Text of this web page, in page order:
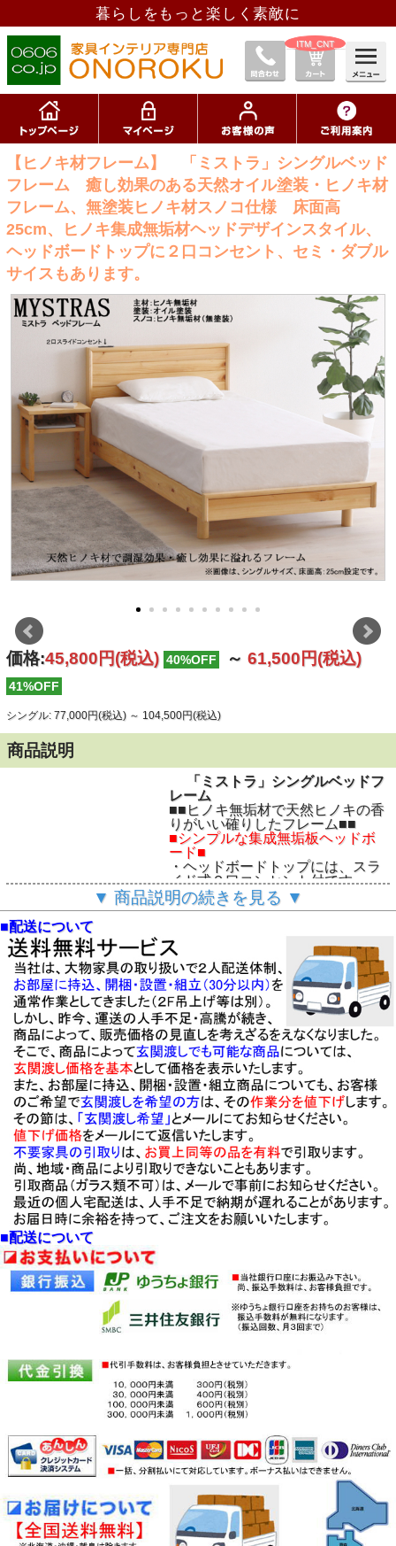
暮らしをもっと楽しく素敵に
__ITM_CNT__
【ヒノキ材フレーム】 「ミストラ」シングルベッド
フレーム 癒し効果のある天然オイル塗装・ヒノキ材
フレーム、無塗装ヒノキ材スノコ仕様 床面高
25cm、ヒノキ集成無垢材ヘッドデザインスタイル、
ヘッドボードトップに２口コンセント、セミ・ダブル
サイスもあります。
価格:45,800円(税込) 40%OFF ～ 61,500円(税込)
41%OFF
シングル: 77,000円(税込) ～ 104,500円(税込)
商品説明
「ヒノキ無垢材ベッドフ
レーム」
「オルガ」ベッドフレー
ム
「トマール」ベッドフレ
ーム
「お薦めベッドマットレ
ス」
「SIEAM/ラグジュアリ
ー」スタンダードタイプ
「ミストラ」シングルベッドフ
レーム
■■ヒノキ無垢材で天然ヒノキの香
りがいい確りしたフレーム■■
■シンプルな集成無垢板ヘッドボ
ード■
・ヘッドボードトップには、スラ
イド式２口コンセント付です。
・２台並べて、すき間なくご使用
いただけます。
ットを載せてお使い下さい。
・床板は、13mm厚・無塗装ヒノ
キ材、マットの湿気を吸います。
・他に、セミダブル・ダブルサイ
ズがあります。
・MADE IN VIETNAM
◆ご注意
・輸送上の関係で、商品は、組
立式になっております。
・送料無料（北海道・沖縄・離
島除く）でお届けします。
・この商品の基本配送は、玄関
先渡し配送です。
・組み立てをご希望の際には、
お問い合わせください。
・会員登録で、さらにお買い
得。
★お気軽に会員登録を！その
後、商品の問合せ。
・折り返し、会員価格をメール
いたします。
切れます。
・念のため在庫の問合せお勧め
▼ 商品説明の続きを見る ▼
■配送について
■配送について